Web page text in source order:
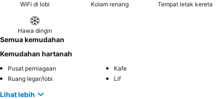
WiFi di lobi Kolam renang Tempat letak kereta
Hawa dingin
Semua kemudahan
Kemudahan hartanah
Pusat perniagaan
Kafe
Ruang legar/lobi
Lif
Lihat lebih